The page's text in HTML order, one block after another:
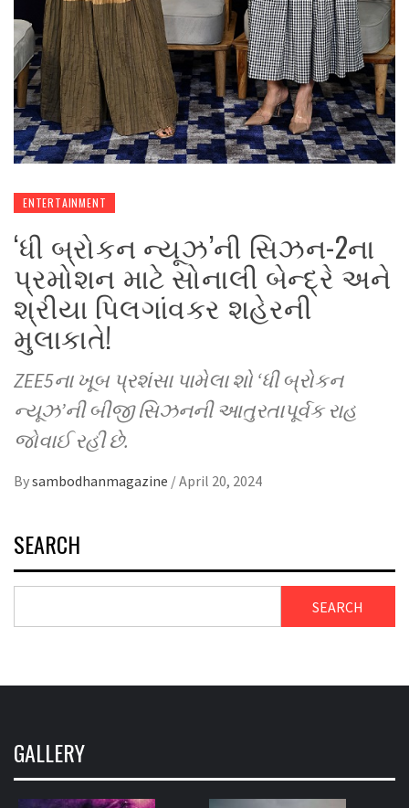
ENTERTAINMENT
‘ધી બ્રોકન ન્યૂઝ’ની સિઝન-2ના
પ્રમોશન માટે સોનાલી બેન્દ્રે અને
શ્રીયા પિલગાંવકર શહેરની
મુલાકાતે!
ZEE5ના ખૂબ પ્રશંસા પામેલા શો ‘ધી બ્રોકન
ન્યૂઝ’ની બીજી સિઝનની આતુરતાપૂર્વક રાહ
જોવાઈ રહી છે.
Bysambodhanmagazine /April 20, 2024
SEARCH
SEARCH
GALLERY